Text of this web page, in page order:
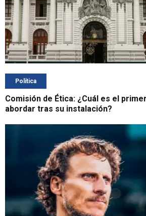
Política
Comisión de Ética: ¿Cuál es el
abordar tras su instalación?